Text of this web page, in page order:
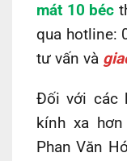
mát 10 béc
qua hotline:
tư vấn và
Đối với các
kính xa
Phan Văn